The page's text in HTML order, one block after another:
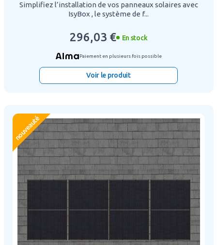
Simplifiez l’installation de vos panneaux solaires avec
IsyBox , le système de f...
296,03 € En stock
Paiement en plusieurs fois possible
Voir le produit
nouveauté